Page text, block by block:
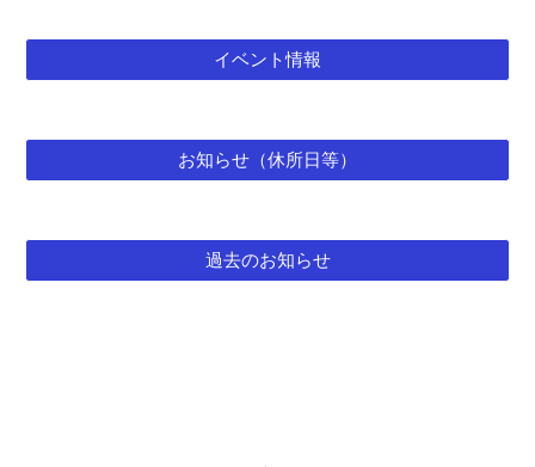
イベント情報
お知らせ（休所日等）
過去のお知らせ